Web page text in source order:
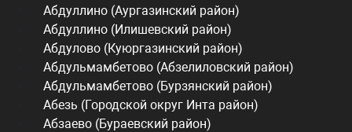
Абдуллино (Аургазинский район)
Абдуллино (Илишевский район)
Абдулово (Куюргазинский район)
Абдульмамбетово (Абзелиловский район)
Абдульмамбетово (Бурзянский район)
Абезь (Городской округ Инта район)
Абзаево (Бураевский район)